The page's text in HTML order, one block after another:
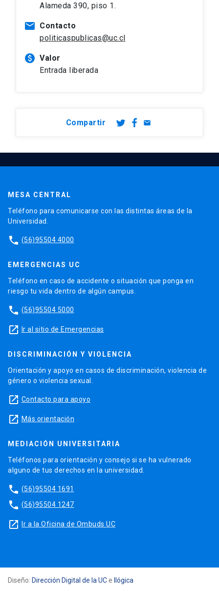
Alameda 390, piso 1.
mail Contacto
politicaspublicas@uc.cl
paid Valor
Entrada liberada
Compartir email
MESA CENTRAL
Teléfono para comunicarse con las distintas áreas de la
Universidad.
phone (56)95504 4000
EMERGENCIAS UC
Teléfono en caso de accidente o situación que ponga en
riesgo tu vida dentro de algún campus.
phone (56)95504 5000
launch Ir al sitio de Emergencias
DISCRIMINACIÓN Y VIOLENCIA
Orientación y apoyo en casos de discriminación, violencia de
género o violencia sexual.
launch Contacto para apoyo
launch Más orientación
MEDIACIÓN UNIVERSITARIA
Teléfonos para orientación y consejo si se ha vulnerado
alguno de tus derechos en la universidad.
phone (56)95504 1691
phone (56)95504 1247
launch Ir a la Oficina de Ombuds UC
Diseño: Dirección Digital de la UCe
Ilógica